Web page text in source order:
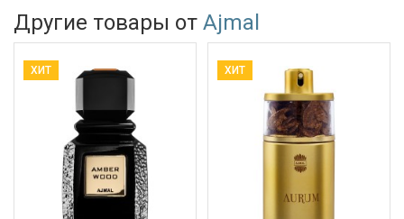
Другие товары от Ajmal
ХИТ ХИТ